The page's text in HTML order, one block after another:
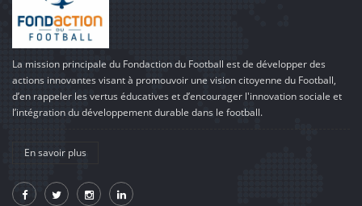
La mission principale du Fondaction du Football est de développer des
actions innovantes visant à promouvoir une vision citoyenne du Football,
d’en rappeler les vertus éducatives et d’encourager l'innovation sociale et
l’intégration du développement durable dans le football.
En savoir plus